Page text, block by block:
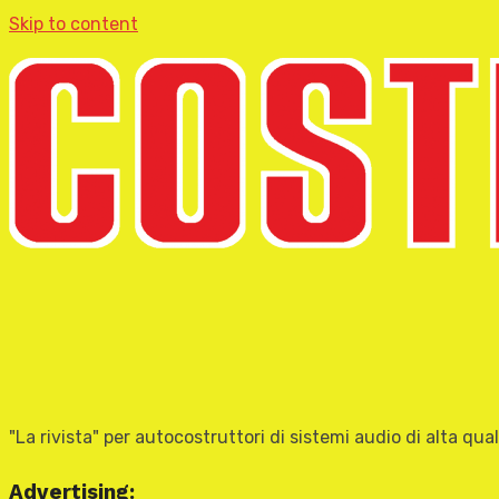
Skip to content
"La rivista" per autocostruttori di sistemi audio di alta
Advertising: